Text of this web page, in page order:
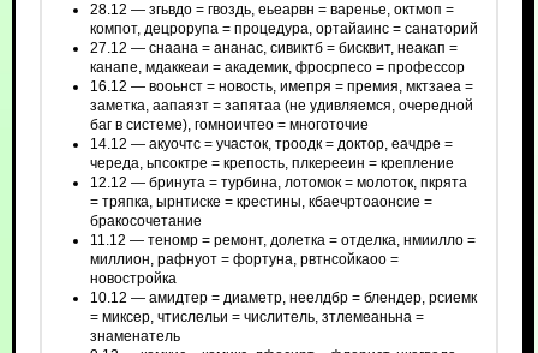
28.12 — згьвдо = гвоздь, еьеарвн = варенье, октмоп =
компот, децрорупа = процедура, ортайаинс = санаторий
27.12 — снаана = ананас, сивиктб = бисквит, неакап =
канапе, мдаккеаи = академик, фросрпесо = профессор
16.12 — вооьнст = новость, имепря = премия, мктзаеа =
заметка, аапаязт = запятаа (не удивляемся, очередной
баг в системе), гомноичтео = многоточие
14.12 — акуочтс = участок, троодк = доктор, еачдре =
череда, ьпсоктре = крепость, плкерееин = крепление
12.12 — бринута = турбина, лотомок = молоток, пкрята
= тряпка, ырнтиске = крестины, кбаечртоаонсие =
бракосочетание
11.12 — теномр = ремонт, долетка = отделка, нмиилло =
миллион, рафнуот = фортуна, рвтнсойкаоо =
новостройка
10.12 — амидтер = диаметр, неелдбр = блендер, рсиемк
= миксер, чтислельи = числитель, зтлемеаньна =
знаменатель